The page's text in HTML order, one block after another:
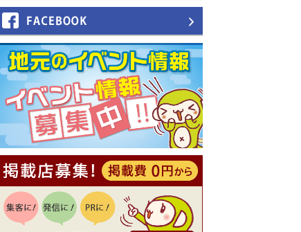
【ジモア読者特典2】コース 3,
500円→3,000円（料理5品+2
時間飲み放題）（創作イタリ
アン Pia Cuore（ピアクオー
レ））
[有効期限]2026年9月30日
【ジモア読者特典1】料理全品
20％OFF ※18時以降（創作イ
タリアン Pia Cuore（ピアクオ
ーレ））
[有効期限]2026年9月30日
【ジモア限定②】初回割引 特
価 鼻毛脱毛 半額 2,200円⇒1,1
00円（メンズ専門ワックス脱
毛サロン Mickle（ミック
ル））
[有効期限]2026年9月30日